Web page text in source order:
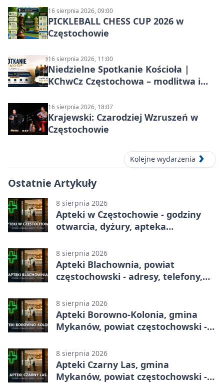
16 sierpnia 2026, 09:00
PICKLEBALL CHESS CUP 2026 w
Częstochowie
16 sierpnia 2026, 11:00
Niedzielne Spotkanie Kościoła |
KChwCz Częstochowa – modlitwa i
16 sierpnia 2026, 18:07
Krajewski: Czarodziej Wzruszeń w
Częstochowie
Kolejne wydarzenia
Ostatnie Artykuły
8 sierpnia 2026
Apteki w Częstochowie - godziny
otwarcia, dyżury, apteka
8 sierpnia 2026
Apteki Blachownia, powiat
częstochowski - adresy, telefony,
8 sierpnia 2026
Apteki Borowno-Kolonia, gmina
Mykanów, powiat częstochowski -
8 sierpnia 2026
Apteki Czarny Las, gmina
Mykanów, powiat częstochowski -